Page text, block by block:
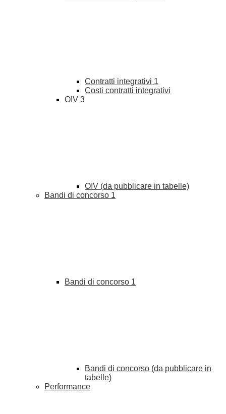
Contratti integrativi 1
Costi contratti integrativi
OIV 3
OIV (da pubblicare in tabelle)
Bandi di concorso 1
Bandi di concorso 1
Bandi di concorso (da pubblicare in
tabelle)
Performance